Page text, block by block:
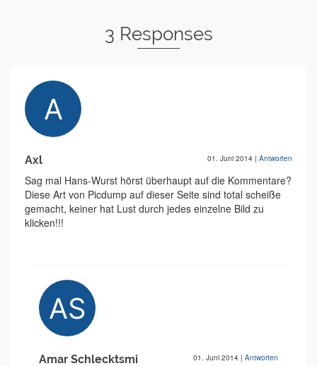
3 Responses
Axl 01. Juni 2014 | Antworten
Sag mal Hans-Wurst hörst überhaupt auf die Kommentare?
Diese Art von Picdump auf dieser Seite sind total scheiße
gemacht, keiner hat Lust durch jedes einzelne Bild zu
klicken!!!
Amar Schlecktsmi 01. Juni 2014 | Antworten